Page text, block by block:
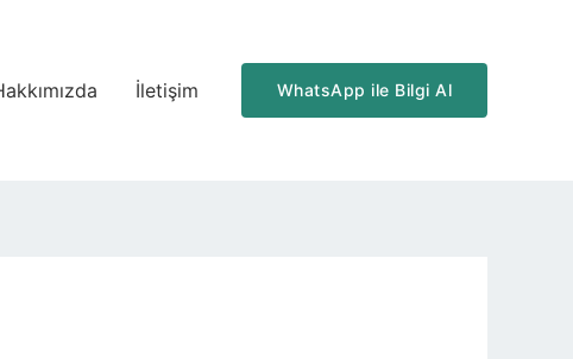
İletişim WhatsApp ile Bilgi Al